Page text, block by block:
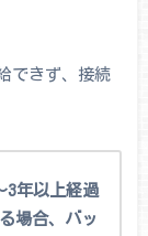
できず、接続
3年以上経過
場合、バッ